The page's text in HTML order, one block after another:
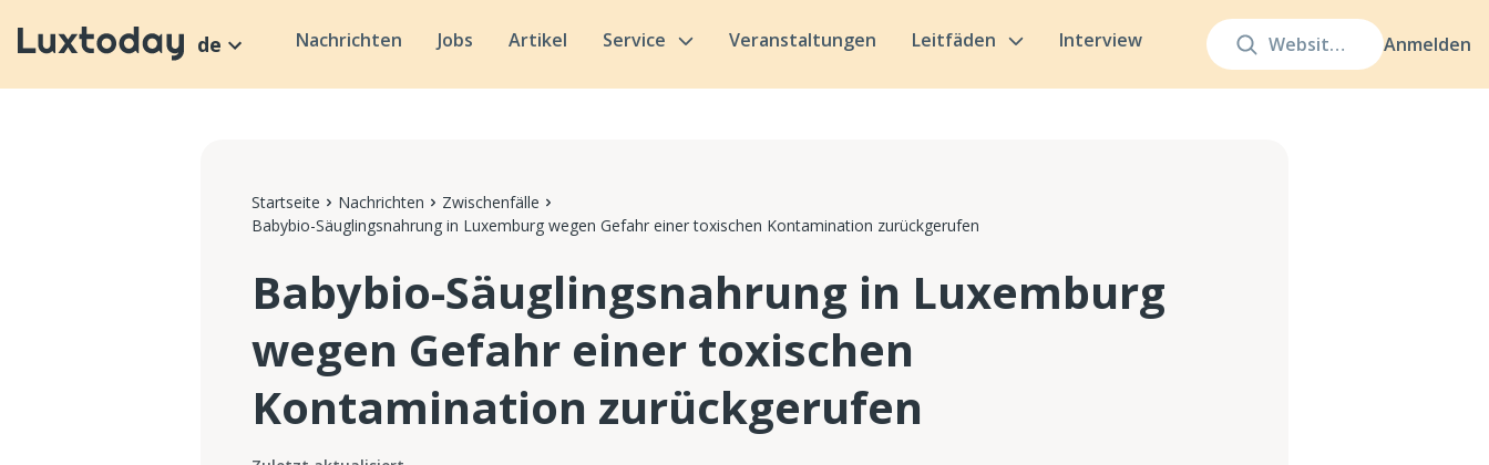
Anmelden
de Nachrichten Jobs Artikel Service Veranstaltungen Leitfäden Interview
Startseite Nachrichten
Zwischenfälle
Babybio-Säuglingsnahrung in Luxemburg wegen Gefahr einer toxischen Kontamination zurückgerufen
Babybio-Säuglingsnahrung in Luxemburg
wegen Gefahr einer toxischen
Kontamination zurückgerufen